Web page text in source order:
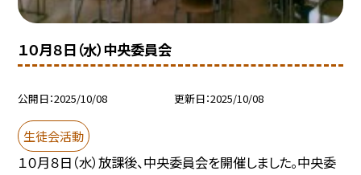
１０月８日（水）中央委員会
公開日 2025/10/08 更新日 2025/10/08
生徒会活動
１０月８日（水）放課後、中央委員会を開催しました。中央委